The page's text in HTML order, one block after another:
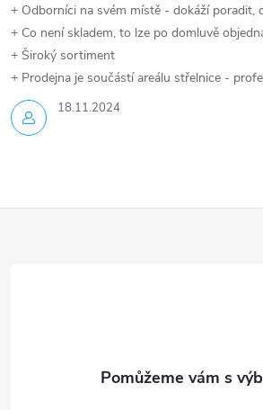
18.11.2024
+ Odborníci na svém místě - dokáží poradit,
+ Co není skladem, to lze po domluvě
+ Široký sortiment
+ Prodejna je součástí areálu střelnice -